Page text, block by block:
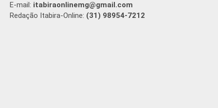
E-mail: itabiraonlinemg@gmail.com
Redação Itabira-Online: (31) 98954-7212